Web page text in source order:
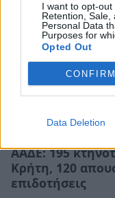
I want to opt-out
Retention, Sale,
Personal Data
Purposes for
Opted Out
CONFIRM
Data Deletion
ΑΑΔΕ: 195
Κρήτη, 120
επιδοτήσεις